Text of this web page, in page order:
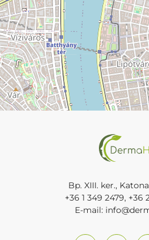
Bp. XIII. ker., Katona
+36 1 349 2479, +36
E-mail: